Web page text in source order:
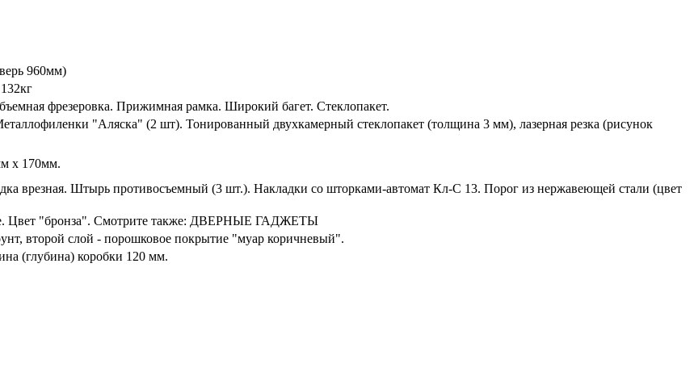
960мм)
фрезеровка. Прижимная рамка. Широкий багет. Стеклопакет.
"Аляска" (2 шт). Тонированный двухкамерный стеклопакет (толщина 3 мм), лазерная резка (рисунок
х 170мм.
врезная. Штырь противосъемный (3 шт.). Накладки со шторками-автомат Кл-С 13. Порог из нержавеющей стали (цвет
Цвет "бронза". Смотрите также: ДВЕРНЫЕ ГАДЖЕТЫ
второй слой - порошковое покрытие "муар коричневый".
(глубина) коробки 120 мм.